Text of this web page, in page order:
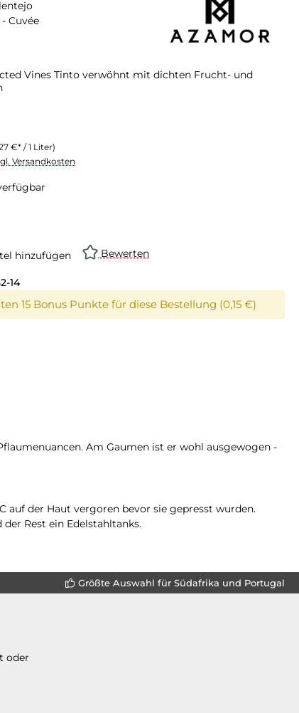
Cuvée
Vines Tinto verwöhnt mit dichten Frucht- und
€* / 1 Liter)
Versandkosten
hinzufügen Bewerten
14
15 Bonus Punkte für diese Bestellung (0,15 €)
Am Gaumen ist er wohl ausgewogen -
auf der Haut vergoren bevor sie gepresst wurden.
Rest ein Edelstahltanks.
Größte Auswahl für Südafrika und Portugal
oder